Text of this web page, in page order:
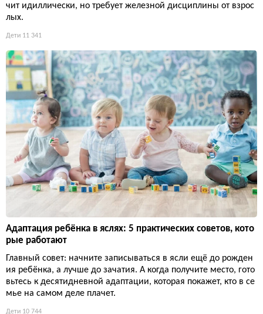
чит идиллически, но требует железной дисциплины от взрос
лых.
Дети 11 341
Адаптация ребёнка в яслях: 5 практических советов, кото
рые работают
Главный совет: начните записываться в ясли ещё до рожден
ия ребёнка, а лучше до зачатия. А когда получите место, гото
вьтесь к десятидневной адаптации, которая покажет, кто в се
мье на самом деле плачет.
Дети 10 744